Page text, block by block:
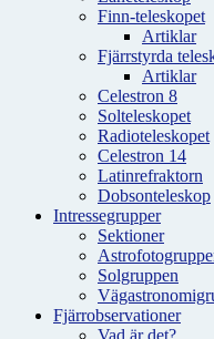
Finn-teleskopet
Artiklar
Fjärrstyrda
Artiklar
Celestron 8
Solteleskopet
Radioteleskopet
Celestron 14
Latinrefraktorn
Dobsonteleskop
Intressegrupper
Sektioner
Solgruppen
Fjärrobservationer
Vad är det?